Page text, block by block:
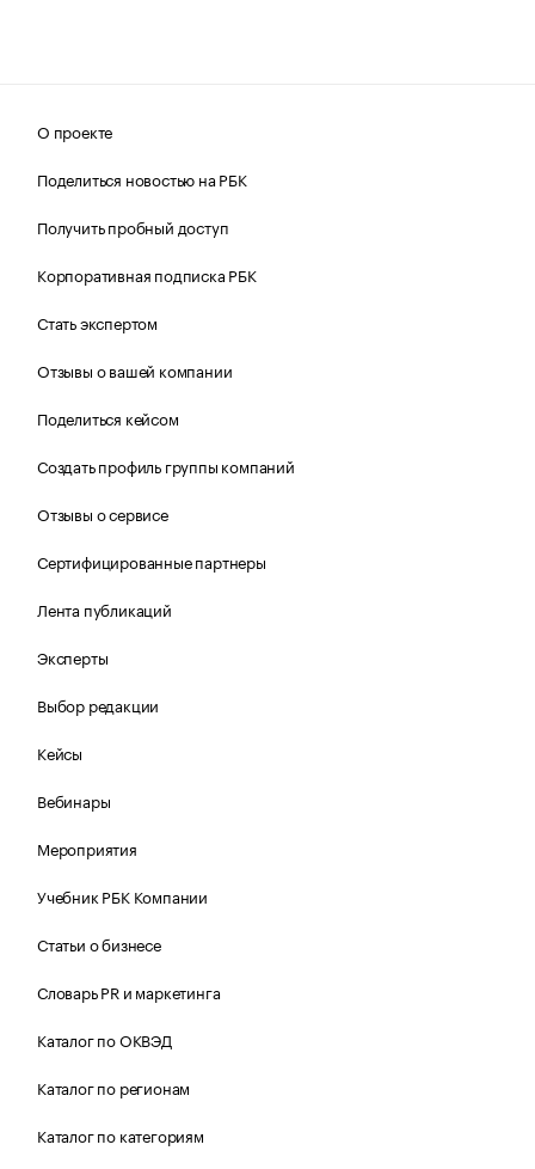
О проекте
Поделиться новостью на РБК
Получить пробный доступ
Корпоративная подписка РБК
Стать экспертом
Отзывы о вашей компании
Поделиться кейсом
Создать профиль группы компаний
Отзывы о сервисе
Сертифицированные партнеры
Лента публикаций
Эксперты
Выбор редакции
Кейсы
Вебинары
Мероприятия
Учебник РБК Компании
Статьи о бизнесе
Словарь PR и маркетинга
Каталог по ОКВЭД
Каталог по регионам
Каталог по категориям